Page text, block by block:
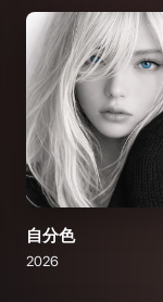
自分色
2026